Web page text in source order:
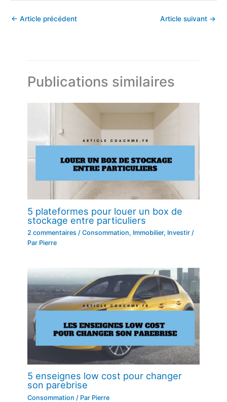
← Article précédent Article suivant →
Publications similaires
5 plateformes pour louer un box de
stockage entre particuliers
2 commentaires /Consommation, Immobilier, Investir /
Par Pierre
5 enseignes low cost pour changer
son parebrise
Consommation / Par Pierre